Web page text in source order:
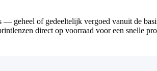
geheel of gedeeltelijk vergoed vanuit de
direct op voorraad voor een snelle